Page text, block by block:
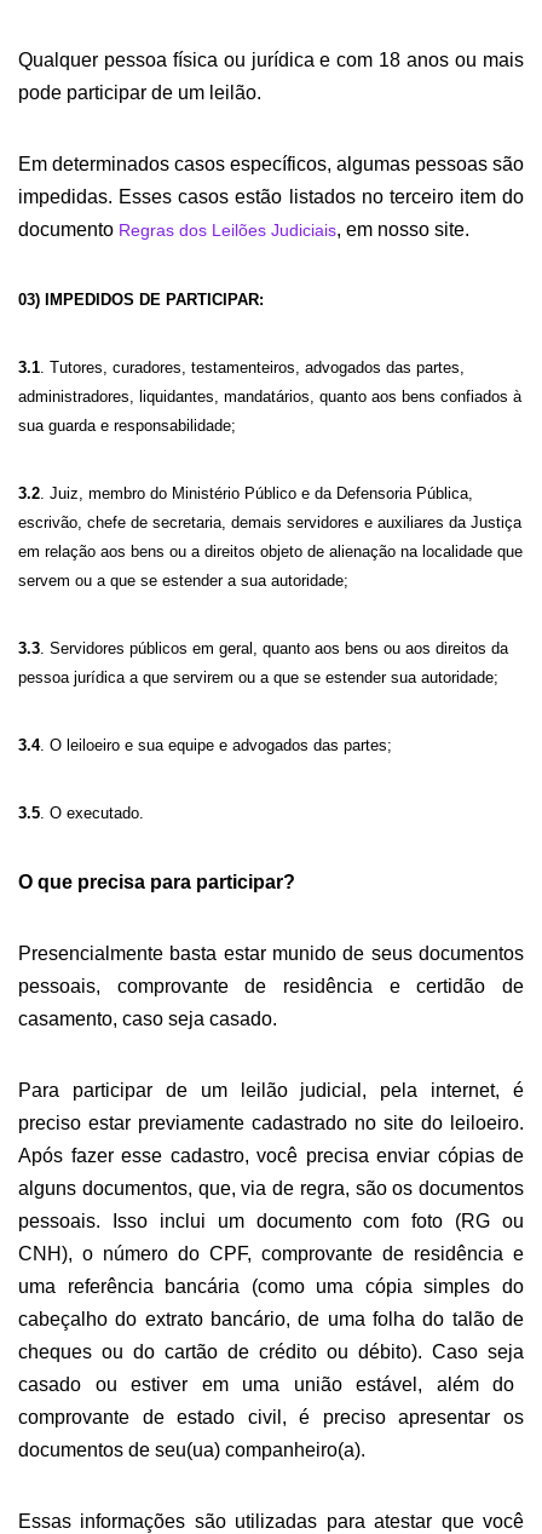
Qualquer pessoa física ou jurídica e com 18 anos ou mais
pode participar de um leilão.
Em determinados casos específicos, algumas pessoas são
impedidas. Esses casos estão listados no terceiro item do
documento Regras dos Leilões Judiciais, em nosso site.
03) IMPEDIDOS DE PARTICIPAR:
3.1. Tutores, curadores, testamenteiros, advogados das partes,
administradores, liquidantes, mandatários, quanto aos bens confiados à
sua guarda e responsabilidade;
3.2. Juiz, membro do Ministério Público e da Defensoria Pública,
escrivão, chefe de secretaria, demais servidores e auxiliares da Justiça
em relação aos bens ou a direitos objeto de alienação na localidade que
servem ou a que se estender a sua autoridade;
3.3. Servidores públicos em geral, quanto aos bens ou aos direitos da
pessoa jurídica a que servirem ou a que se estender sua autoridade;
3.4. O leiloeiro e suaequipe e advogados das partes;
3.5. O executado.
O que precisa para participar?
Presencialmente basta estar munido de seus documentos
pessoais, comprovante de residência e certidão de
casamento, caso seja casado.
Para participar de um leilão judicial, pela internet, é
preciso estar previamente cadastrado no site do leiloeiro.
Após fazer esse cadastro, você precisa enviar cópias de
alguns documentos, que,via de regra, são os documentos
pessoais. Isso inclui um documento com foto (RG ou
CNH), o número do CPF, comprovante de residência e
uma referência bancária (como uma cópia simples do
cabeçalho do extrato bancário, de uma folha do talão de
cheques ou do cartão de crédito ou débito). Caso seja
casado ou estiver em uma união estável, além do
comprovante de estado civil, é precisoapresentar os
documentos de seu(ua) companheiro(a).
Essas informações são utilizadas para atestar que você